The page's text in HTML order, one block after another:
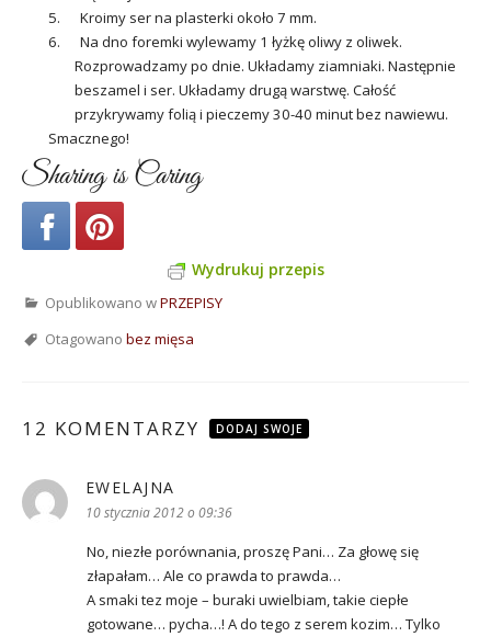
5. Kroimy ser na plasterki około 7 mm.
6. Na dno foremki wylewamy 1 łyżkę oliwy z oliwek.
Rozprowadzamy po dnie. Układamy ziamniaki. Następnie
beszamel i ser. Układamy drugą warstwę. Całość
przykrywamy folią i pieczemy 30-40 minut bez nawiewu.
Smacznego!
Sharing is Caring
Wydrukuj przepis
Opublikowano wPRZEPISY
Otagowano bez mięsa
12 KOMENTARZY DODAJ SWOJE
EWELAJNA
10 stycznia 2012 o 09:36
No, niezłe porównania, proszę Pani… Za głowę się
złapałam… Ale co prawda to prawda…
A smaki tez moje – buraki uwielbiam, takie ciepłe
gotowane… pycha…! A do tego z serem kozim… Tylko